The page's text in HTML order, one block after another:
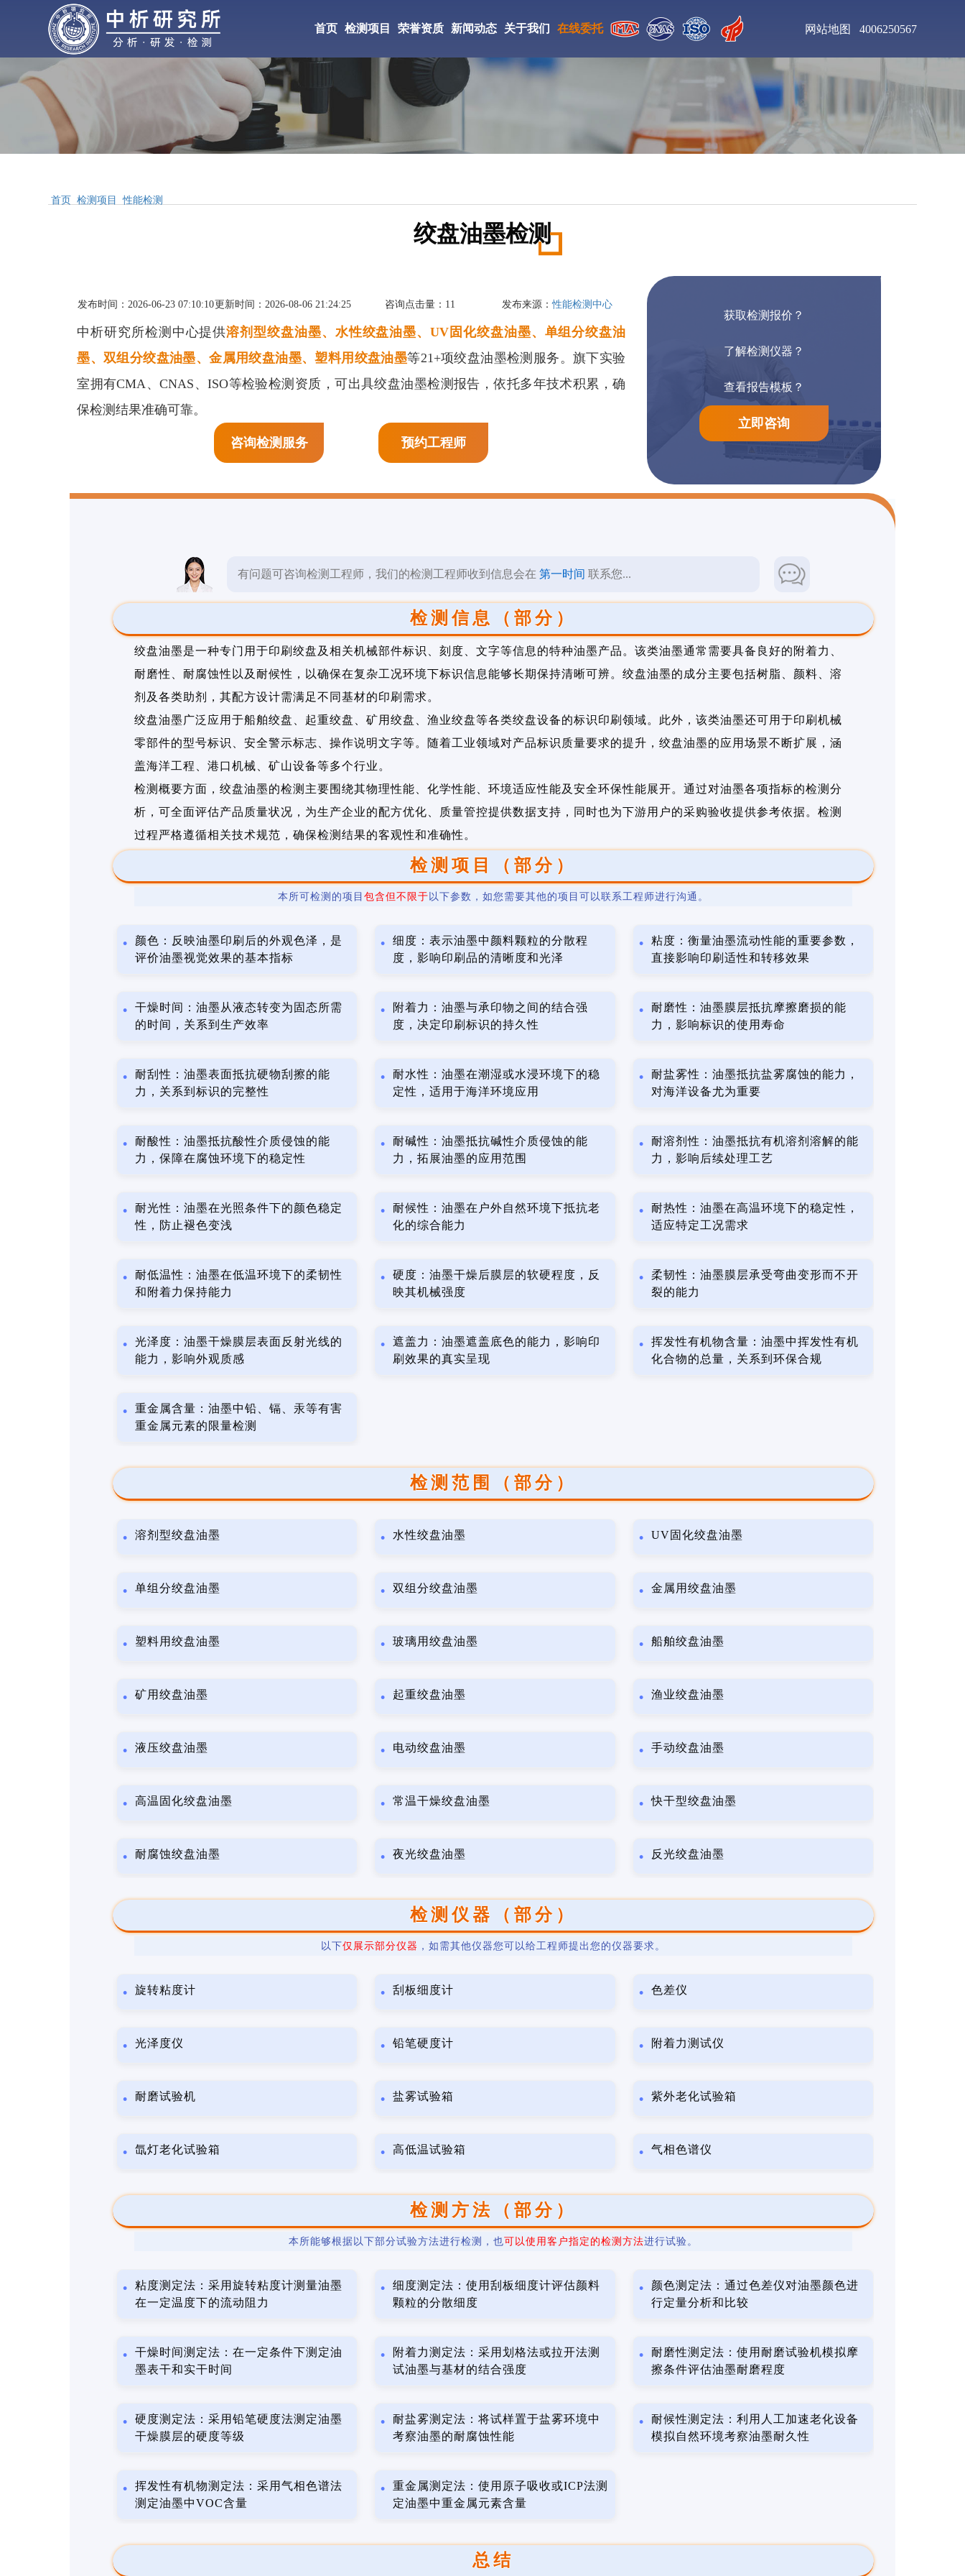
首页 检测项目
材料检测
气体检测
性能检测
生物检测
检测标准
水处理絮凝剂检测 相变储热材料检测 丙烯酸酯胶粘剂检测 聚氨酯清漆检测 增塑剂DOP检测
填充油检测
皮革化学品检测
预膜剂检测 页岩抑制剂检测
阳离子表面活性剂检
阳离子染料检测
荣誉资质
CMA检验检测机构
CNAS证书
国家高新技术企业
新闻动态
检测仪器
检测案例
关于我们
实验室环境
在线委托 网站地图 4006250567
首页 检测项目 性能检测
绞盘油墨检测
发布时间：2026-06-23 07:10:10更新时间：2026-08-06 21:24:25 咨询点击量： 11 发布来源：性能检测中心
中析研究所检测中心提供溶剂型绞盘油墨、水性绞盘油墨、UV固化绞盘油墨、单组分绞盘油
墨、双组分绞盘油墨、金属用绞盘油墨、塑料用绞盘油墨等21+项绞盘油墨检测服务。旗下实验
室拥有CMA、CNAS、ISO等检验检测资质，可出具绞盘油墨检测报告，依托多年技术积累，确
保检测结果准确可靠。
咨询检测服务 预约工程师
获取检测报价？
了解检测仪器？
查看报告模板？
立即咨询
有问题可咨询检测工程师，我们的检测工程师收到信息会在第一时间 联系您...
检测信息（部分）
绞盘油墨是一种专门用于印刷绞盘及相关机械部件标识、刻度、文字等信息的特种油墨产品。该类油墨通常需要具备良好的附着力、
耐磨性、耐腐蚀性以及耐候性，以确保在复杂工况环境下标识信息能够长期保持清晰可辨。绞盘油墨的成分主要包括树脂、颜料、溶
剂及各类助剂，其配方设计需满足不同基材的印刷需求。
绞盘油墨广泛应用于船舶绞盘、起重绞盘、矿用绞盘、渔业绞盘等各类绞盘设备的标识印刷领域。此外，该类油墨还可用于印刷机械
零部件的型号标识、安全警示标志、操作说明文字等。随着工业领域对产品标识质量要求的提升，绞盘油墨的应用场景不断扩展，涵
盖海洋工程、港口机械、矿山设备等多个行业。
检测概要方面，绞盘油墨的检测主要围绕其物理性能、化学性能、环境适应性能及安全环保性能展开。通过对油墨各项指标的检测分
析，可全面评估产品质量状况，为生产企业的配方优化、质量管控提供数据支持，同时也为下游用户的采购验收提供参考依据。检测
过程严格遵循相关技术规范，确保检测结果的客观性和准确性。
检测项目（部分）
本所可检测的项目 包含但不限于 以下参数，如您需要其他的项目可以联系工程师进行沟通。
颜色：反映油墨印刷后的外观色泽，是
评价油墨视觉效果的基本指标
细度：表示油墨中颜料颗粒的分散程
度，影响印刷品的清晰度和光泽
粘度：衡量油墨流动性能的重要参数，
直接影响印刷适性和转移效果
干燥时间：油墨从液态转变为固态所需
的时间，关系到生产效率
附着力：油墨与承印物之间的结合强
度，决定印刷标识的持久性
耐磨性：油墨膜层抵抗摩擦磨损的能
力，影响标识的使用寿命
耐刮性：油墨表面抵抗硬物刮擦的能
力，关系到标识的完整性
耐水性：油墨在潮湿或水浸环境下的稳
定性，适用于海洋环境应用
耐盐雾性：油墨抵抗盐雾腐蚀的能力，
对海洋设备尤为重要
耐酸性：油墨抵抗酸性介质侵蚀的能
力，保障在腐蚀环境下的稳定性
耐碱性：油墨抵抗碱性介质侵蚀的能
力，拓展油墨的应用范围
耐溶剂性：油墨抵抗有机溶剂溶解的能
力，影响后续处理工艺
耐光性：油墨在光照条件下的颜色稳定
性，防止褪色变浅
耐候性：油墨在户外自然环境下抵抗老
化的综合能力
耐热性：油墨在高温环境下的稳定性，
适应特定工况需求
耐低温性：油墨在低温环境下的柔韧性
和附着力保持能力
硬度：油墨干燥后膜层的软硬程度，反
映其机械强度
柔韧性：油墨膜层承受弯曲变形而不开
裂的能力
光泽度：油墨干燥膜层表面反射光线的
能力，影响外观质感
遮盖力：油墨遮盖底色的能力，影响印
刷效果的真实呈现
挥发性有机物含量：油墨中挥发性有机
化合物的总量，关系到环保合规
重金属含量：油墨中铅、镉、汞等有害
重金属元素的限量检测
检测范围（部分）
溶剂型绞盘油墨 水性绞盘油墨 UV固化绞盘油墨
单组分绞盘油墨 双组分绞盘油墨 金属用绞盘油墨
塑料用绞盘油墨 玻璃用绞盘油墨 船舶绞盘油墨
矿用绞盘油墨 起重绞盘油墨 渔业绞盘油墨
液压绞盘油墨 电动绞盘油墨 手动绞盘油墨
高温固化绞盘油墨 常温干燥绞盘油墨 快干型绞盘油墨
耐腐蚀绞盘油墨 夜光绞盘油墨 反光绞盘油墨
检测仪器（部分）
以下仅展示部分仪器 ，如需其他仪器您可以给工程师提出您的仪器要求。
旋转粘度计 刮板细度计 色差仪
光泽度仪 铅笔硬度计 附着力测试仪
耐磨试验机 盐雾试验箱 紫外老化试验箱
氙灯老化试验箱 高低温试验箱 气相色谱仪
检测方法（部分）
本所能够根据以下部分试验方法进行检测，也可以使用客户指定的检测方法进行试验。
粘度测定法：采用旋转粘度计测量油墨
在一定温度下的流动阻力
细度测定法：使用刮板细度计评估颜料
颗粒的分散细度
颜色测定法：通过色差仪对油墨颜色进
行定量分析和比较
干燥时间测定法：在一定条件下测定油
墨表干和实干时间
附着力测定法：采用划格法或拉开法测
试油墨与基材的结合强度
耐磨性测定法：使用耐磨试验机模拟摩
擦条件评估油墨耐磨程度
硬度测定法：采用铅笔硬度法测定油墨
干燥膜层的硬度等级
耐盐雾测定法：将试样置于盐雾环境中
考察油墨的耐腐蚀性能
耐候性测定法：利用人工加速老化设备
模拟自然环境考察油墨耐久性
挥发性有机物测定法：采用气相色谱法
测定油墨中VOC含量
重金属测定法：使用原子吸收或ICP法测
定油墨中重金属元素含量
总结